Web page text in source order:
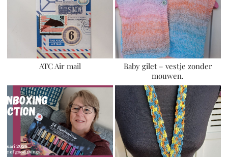
ATC Air mail
Baby gilet – vestje zonder
mouwen.